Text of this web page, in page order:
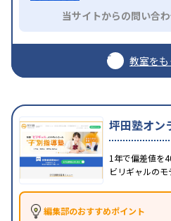
当サイトからの問い合
教室を
坪田塾オン
1年で偏差値を
ビリギャルの
編集部のおすすめポイント